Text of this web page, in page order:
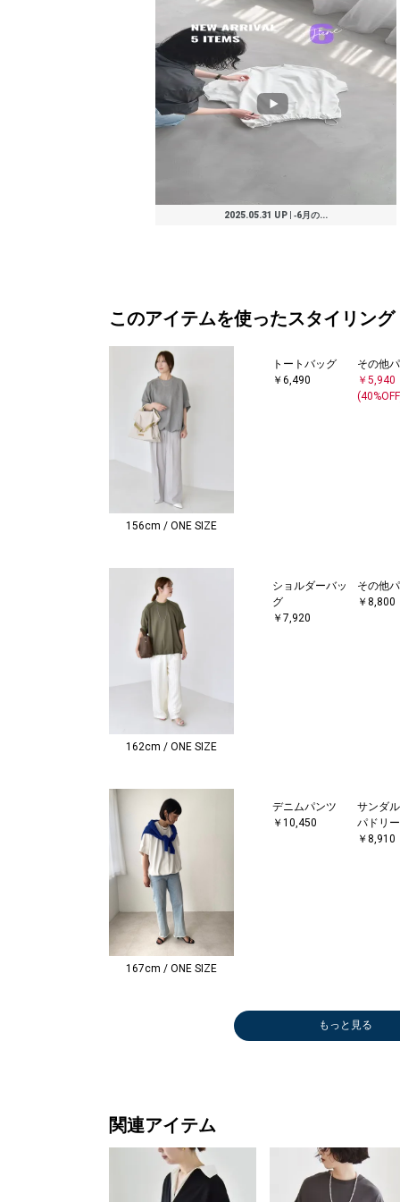
2025.05.31 UP | ‐6月の...
このアイテムを使ったスタイリング
156cm / ONE SIZE
トートバッグ
￥6,490
その他
￥5,940
162cm / ONE SIZE
ショルダーバッ
グ
￥7,920
その他
￥8,800
167cm / ONE SIZE
デニムパンツ
￥10,450
サンダ
パドリ
￥8,910
サンダル/エス
パドリーユ
もっと見る
関連アイテム